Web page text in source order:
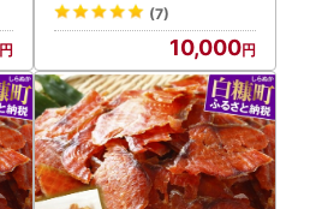
(7)
10,000